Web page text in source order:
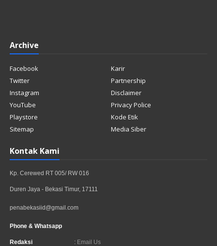
Archive
Facebook
Karir
Twitter
Partnership
Instagram
Disclaimer
YouTube
Privacy Police
Playstore
Kode Etik
Sitemap
Media Siber
Kontak Kami
Kp. Cerewed RT 005/ RW 016
Duren Jaya - Bekasi Timur, 17111
penabekasiid@gmail.com
Phone & Whatsapp
Redaksi : Email Us